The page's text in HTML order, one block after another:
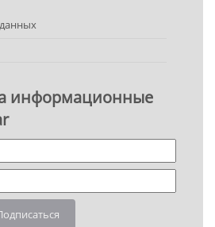
информационные